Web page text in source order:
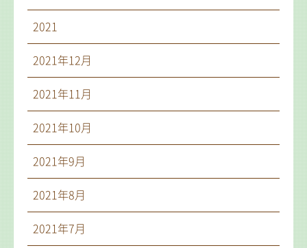
2021
2021年12月
2021年11月
2021年10月
2021年9月
2021年8月
2021年7月